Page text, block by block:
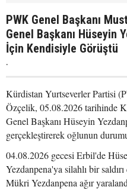
PWK Genel Başkanı
Genel Başkanı Hüseyin
İçin Kendisiyle Görüştü
.
Kürdistan Yurtseverler Partisi
Özçelik, 05.08.2026 tarihinde
Genel Başkanı Hüseyin
gerçekleştirerek oğlunun
04.08.2026 gecesi Erbil'de
Yezdanpena'ya silahlı bir
Mükri Yezdanpena ağır